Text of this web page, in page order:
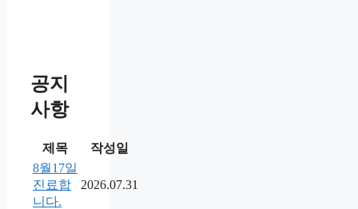
공지
사항
제목
작성일
8월17일
진료합
니다.
2026.07.31